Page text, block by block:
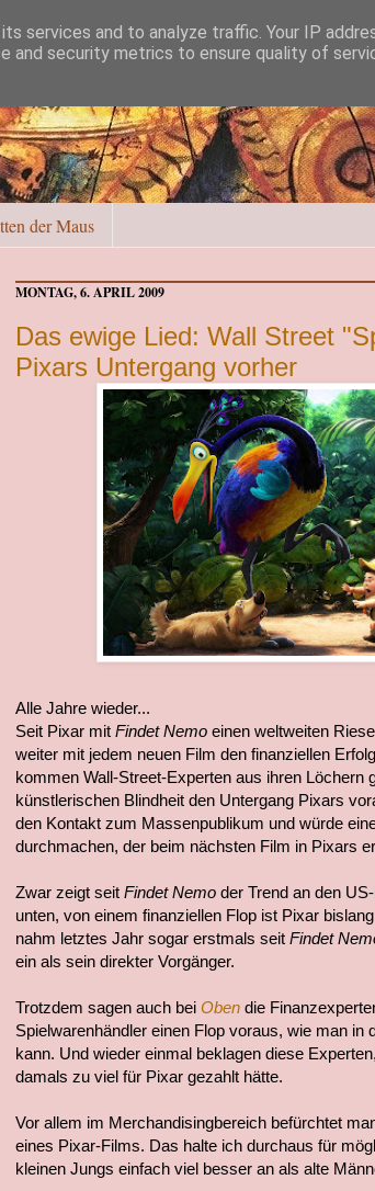
der Maus
MONTAG, 6. APRIL 2009
Das ewige Lied: Wall Street
Pixars Untergang vorher
Alle Jahre wieder...
Seit Pixar mit Findet Nemo einen weltweiten
weiter mit jedem neuen Film den finanziellen
kommen Wall-Street-Experten aus ihren Löchern
künstlerischen Blindheit den Untergang Pixars
den Kontakt zum Massenpublikum und würde
durchmachen, der beim nächsten Film in Pixars
Zwar zeigt seit Findet Nemo der Trend an den
unten, von einem finanziellen Flop ist Pixar
nahm letztes Jahr sogar erstmals seit Findet
ein als sein direkter Vorgänger.
Trotzdem sagen auch bei Oben die
Spielwarenhändler einen Flop voraus, wie man in
kann. Und wieder einmal beklagen diese
damals zu viel für Pixar gezahlt hätte.
Vor allem im Merchandisingbereich befürchtet
eines Pixar-Films. Das halte ich durchaus für
kleinen Jungs einfach viel besser an als alte
services and to analyze traffic. Your IP
and security metrics to ensure quality of